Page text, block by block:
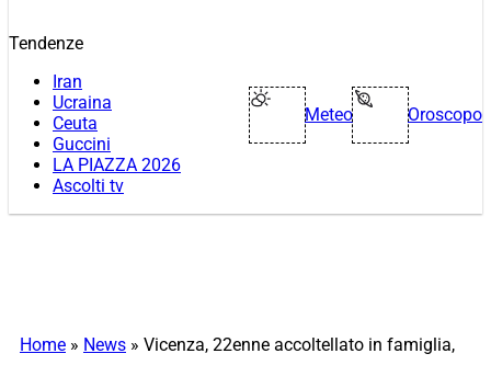
Tendenze
Iran
Ucraina
Ceuta
Guccini
LA PIAZZA 2026
Ascolti tv
Meteo Oroscopo
Home » News » Vicenza, 22enne accoltellato in famiglia,